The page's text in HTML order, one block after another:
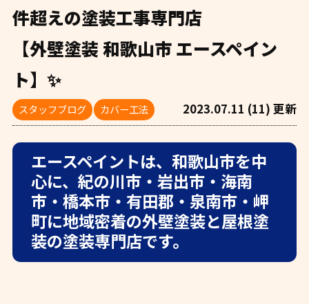
件超えの塗装工事専門店
【外壁塗装 和歌山市 エースペイン
ト】✨
スタッフブログ カバー工法 2023.07.11 (11) 更新
エースペイントは、和歌山市を中
心に、紀の川市・岩出市・海南
市・橋本市・有田郡・泉南市・岬
町に地域密着の外壁塗装と屋根塗
装の塗装専門店です。